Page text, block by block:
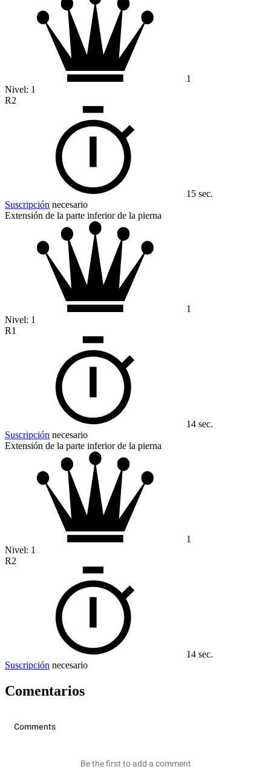
1
Nivel: 1
R2
15 sec.
Suscripción necesario
Extensión de la parte inferior de la pierna
1
Nivel: 1
R1
14 sec.
Suscripción necesario
Extensión de la parte inferior de la pierna
1
Nivel: 1
R2
14 sec.
Suscripción necesario
Comentarios